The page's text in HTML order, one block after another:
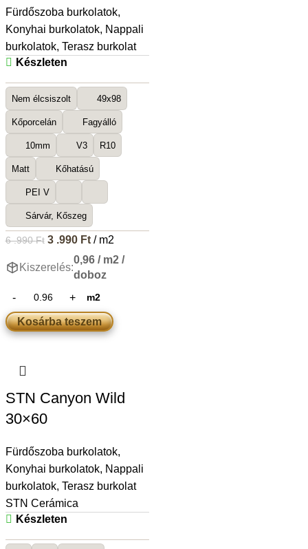
Fürdőszoba burkolatok,
Konyhai burkolatok, Nappali
burkolatok, Terasz burkolat
Készleten
Nem élcsiszolt 49x98
Kőporcelán Fagyálló
10mm V3 R10
Matt Kőhatású
PEI V
Sárvár, Kőszeg
6 .990Ft 3 .990 Ft/ m2
Kiszerelés:
0,96 / m2 /
doboz
m2
Kosárba teszem
STN Canyon Wild
30×60
Fürdőszoba burkolatok,
Konyhai burkolatok, Nappali
burkolatok, Terasz burkolat
STN Cerámica
Készleten